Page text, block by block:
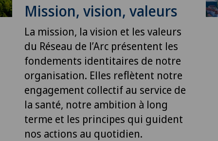
Mission, vision, valeurs
La mission, la vision et les valeurs
du Réseau de l’Arc présentent les
fondements identitaires de notre
organisation. Elles reflètent notre
engagement collectif au service de
la santé, notre ambition à long
terme et les principes qui guident
nos actions au quotidien.